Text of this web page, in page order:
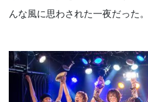
んな風に思わされた一夜だった。